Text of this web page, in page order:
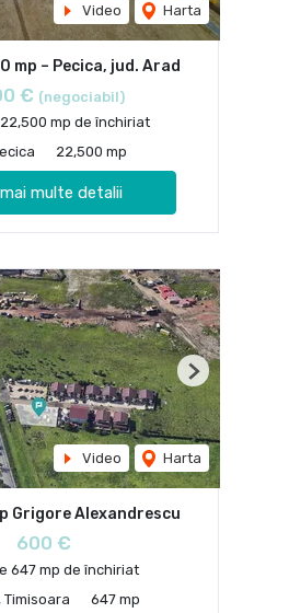
Video Harta
mp – Pecica, jud. Arad
€ (negociabil)
mp de închiriat
22,500 mp
multe detalii
Video Harta
Next
Grigore Alexandrescu
600 €
647 mp de închiriat
Timisoara
647 mp